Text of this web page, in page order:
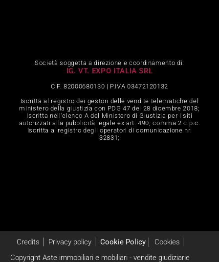
Società soggetta a direzione e coordinamento di:
IG. VT. EXPO ITALIA SRL
C.F. 82000680130 | P.IVA 03472120132
Iscritta al registro dei gestori delle vendite telematiche del
ministero della giustizia con PDG 47 del 28 dicembre 2018;
Iscritta nell‘elenco A del Ministero di Giustizia per i siti
autorizzati alla pubblicità legale ex art. 490, comma 2 c.p.c.
Iscritta al registro degli operatori di comunicazione nr.
32831;
Credits Privacy policy Cookie Policy
Cookies
Copyright Aste immobiliari e mobiliari - vendite giudiziarie